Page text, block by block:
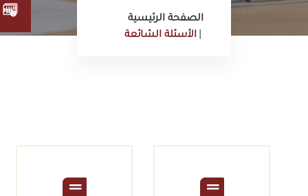
الصفحة الرئيسية
الأسئلة الشائعة